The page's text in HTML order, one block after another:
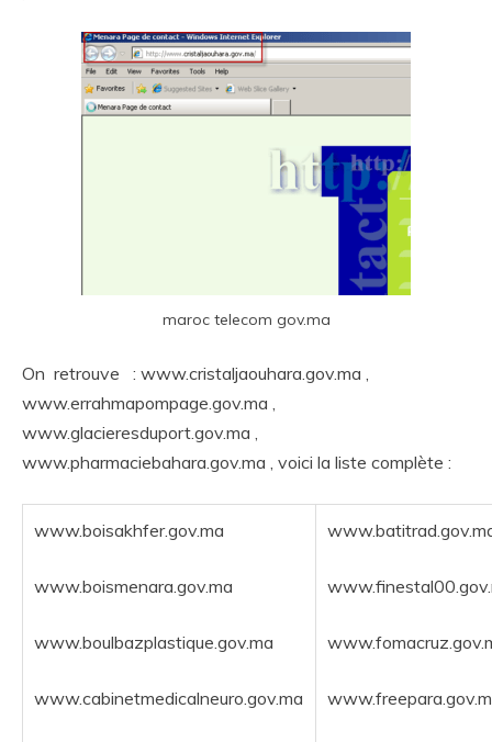
maroc telecom gov.ma
On retrouve : www.cristaljaouhara.gov.ma ,
www.errahmapompage.gov.ma ,
www.glacieresduport.gov.ma ,
www.pharmaciebahara.gov.ma , voici la liste complète :
www.boisakhfer.gov.ma
www.boismenara.gov.ma
www.boulbazplastique.gov.ma
www.cabinetmedicalneuro.gov.ma